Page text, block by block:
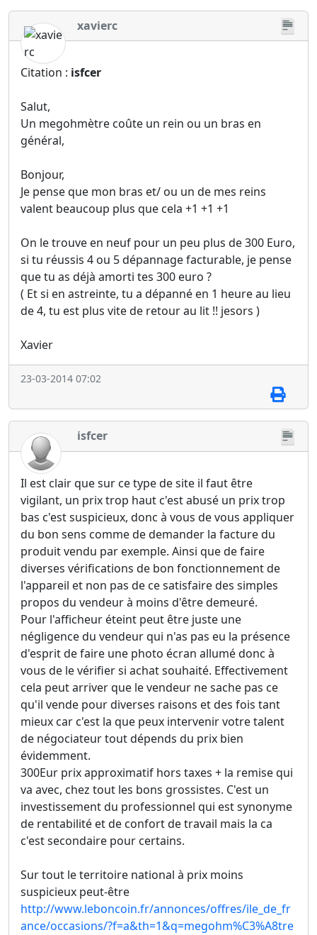
xavierc
Citation : isfcer
Salut,
Un megohmètre coûte un rein ou un bras en
général,
Bonjour,
Je pense que mon bras et/ ou un de mes reins
valent beaucoup plus que cela +1 +1 +1
On le trouve en neuf pour un peu plus de 300 Euro,
si tu réussis 4 ou 5 dépannage facturable, je pense
que tu as déjà amorti tes 300 euro ?
( Et si en astreinte, tu a dépanné en 1 heure au lieu
de 4, tu est plus vite de retour au lit !! jesors )
Xavier
23-03-2014 07:02
isfcer
Il est clair que sur ce type de site il faut être
vigilant, un prix trop haut c'est abusé un prix trop
bas c'est suspicieux, donc à vous de vous appliquer
du bon sens comme de demander la facture du
produit vendu par exemple. Ainsi que de faire
diverses vérifications de bon fonctionnement de
l'appareil et non pas de ce satisfaire des simples
propos du vendeur à moins d'être demeuré.
Pour l'afficheur éteint peut être juste une
négligence du vendeur qui n'as pas eu la présence
d'esprit de faire une photo écran allumé donc à
vous de le vérifier si achat souhaité. Effectivement
cela peut arriver que le vendeur ne sache pas ce
qu'il vende pour diverses raisons et des fois tant
mieux car c'est la que peux intervenir votre talent
de négociateur tout dépends du prix bien
évidemment.
300Eur prix approximatif hors taxes + la remise qui
va avec, chez tout les bons grossistes. C'est un
investissement du professionnel qui est synonyme
de rentabilité et de confort de travail mais la ca
c'est secondaire pour certains.
Sur tout le territoire national à prix moins
suspicieux peut-être
http://www.leboncoin.fr/annonces/offres/ile_de_fr
ance/occasions/?f=a&th=1&q=megohm%C3%A8tre